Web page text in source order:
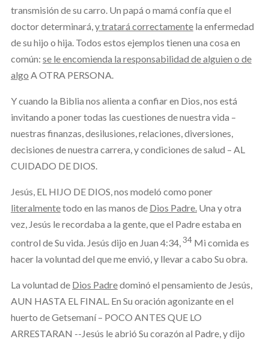
transmisión de su carro. Un papá o mamá confía que el
doctor determinará,y tratará correctamentela enfermedad
de su hijo o hija. Todos estos ejemplos tienen una cosa en
común: se le encomienda la responsabilidad de alguien o de
algo A OTRA PERSONA.
Y cuando la Biblia nos alienta a confiar en Dios, nos está
invitando a poner todas las cuestiones de nuestra vida –
nuestras finanzas, desilusiones, relaciones, diversiones,
decisiones de nuestra carrera, y condiciones de salud – AL
CUIDADO DE DIOS.
Jesús, EL HIJO DE DIOS, nos modeló como poner
literalmentetodo en las manos de Dios Padre.Una y otra
vez, Jesús le recordaba a la gente, que el Padre estaba en
control de Su vida. Jesús dijo en Juan 4:34,34 Mi comida es
hacer la voluntad del que me envió, y llevar a cabo Su obra.
La voluntad de Dios Padredominó el pensamiento de Jesús,
AUN HASTA EL FINAL. En Su oración agonizante en el
huerto de Getsemaní – POCO ANTES QUE LO
ARRESTARAN --Jesús le abrió Su corazón al Padre, y dijo